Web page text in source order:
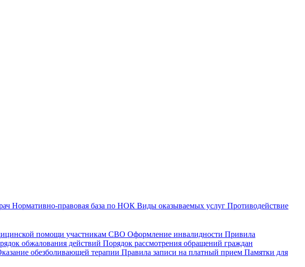
Нормативно-правовая база по НОК Виды оказываемых услуг Противодействие
помощи участникам СВО Оформление инвалидности Привила
обжалования действий Порядок рассмотрения обращений граждан
обезболивающей терапии Правила записи на платный прием Памятки для